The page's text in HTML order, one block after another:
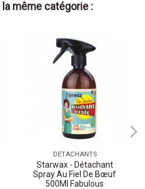
même catégorie :
DETACHANTS
Starwax - Détachant
Spray Au Fiel De Bœuf
500Ml Fabulous